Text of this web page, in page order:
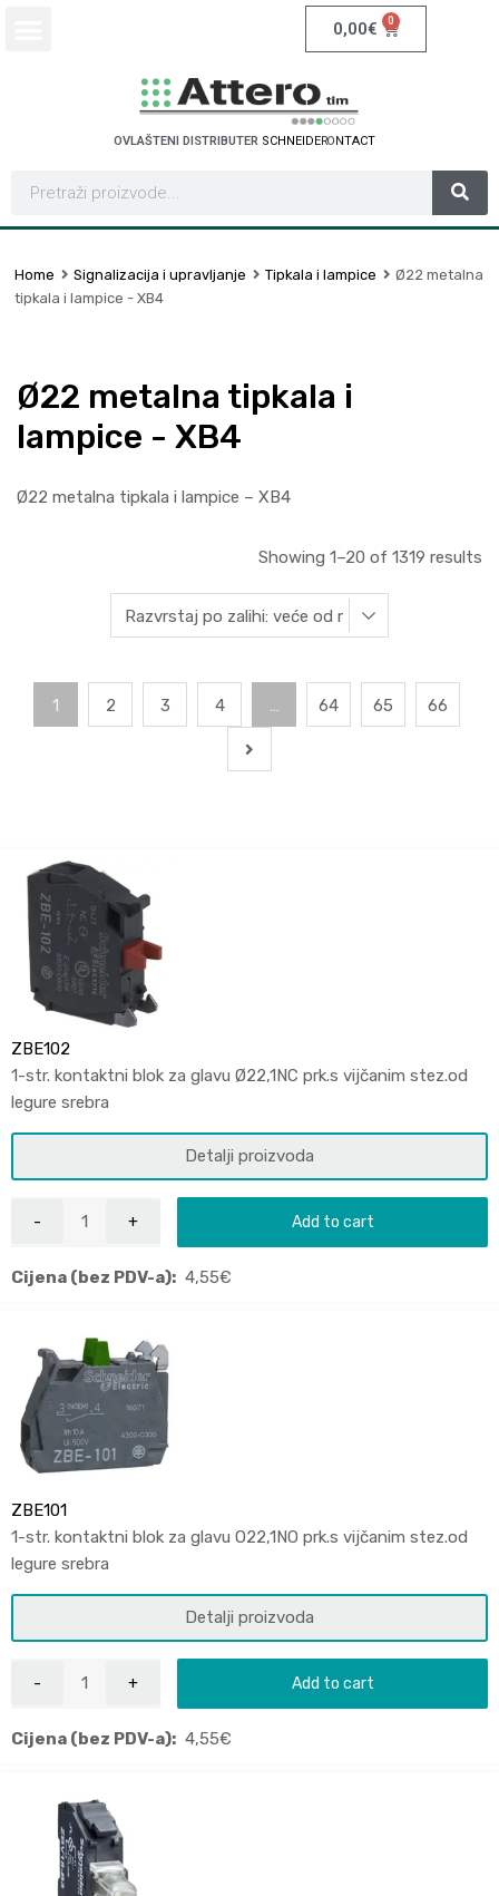
0,00€ 0
OVLAŠTENI DISTRIBUTER SCHNEIDER ELECTRI
Home Signalizacija i upravljanje Tipkala i lampice
Ø22 metalna
tipkala i lampice - XB4
Ø22 metalna tipkala i
lampice - XB4
Ø22 metalna tipkala i lampice – XB4
Showing 1–20 of 1319 results
1 2 3 4 … 64 65 66
ZBE102
1-str. kontaktni blok za glavu Ø22,1NC prk.s vijčanim stez.od
legure srebra
Detalji proizvoda
Add to cart
Cijena (bez PDV-a): 4,55€
ZBE101
1-str. kontaktni blok za glavu O22,1NO prk.s vijčanim stez.od
legure srebra
Detalji proizvoda
Add to cart
Cijena (bez PDV-a): 4,55€